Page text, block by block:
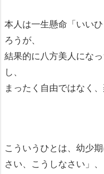
本人は一生懸命「いい
ろうが、
結果的に八方美人にな
し、
まったく自由ではなく
こういうひとは、幼少
さい、こうしなさい」、